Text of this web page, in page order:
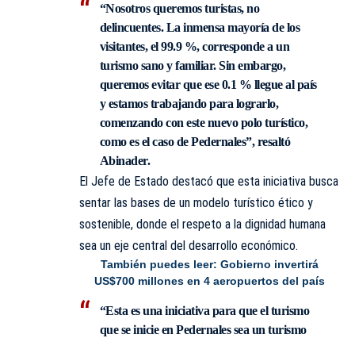
“Nosotros queremos turistas, no
delincuentes. La inmensa mayoría de los
visitantes, el 99.9 %, corresponde a un
turismo sano y familiar. Sin embargo,
queremos evitar que ese 0.1 % llegue al país
y estamos trabajando para lograrlo,
comenzando con este nuevo polo turístico,
como es el caso de Pedernales”, resaltó
Abinader.
El Jefe de Estado destacó que esta iniciativa busca
sentar las bases de un modelo turístico ético y
sostenible, donde el respeto a la dignidad humana
sea un eje central del desarrollo económico.
También puedes leer: Gobierno invertirá
US$700 millones en 4 aeropuertos del país
“Esta es una iniciativa para que el turismo
que se inicie en Pedernales sea un turismo